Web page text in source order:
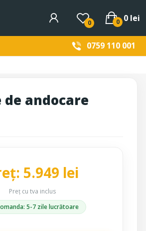
0 0 lei
0
0759 110 001
de andocare
5.949 lei
Preț cu tva inclus
5-7 zile lucrătoare